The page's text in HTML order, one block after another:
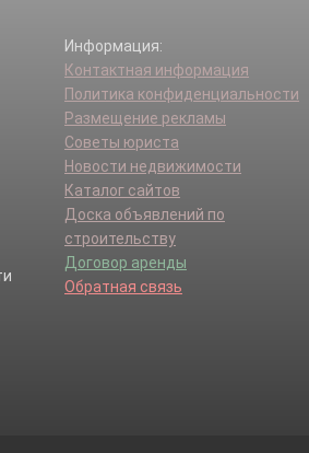
Информация:
Контактная информация
Политика конфиденциальности
Размещение рекламы
Советы юриста
Новости недвижимости
Каталог сайтов
Доска объявлений по
строительству
Договор аренды
Обратная связь